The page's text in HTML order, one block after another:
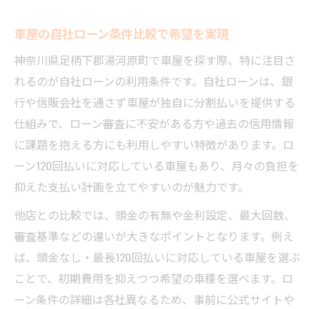
口コミ活用で車屋の対応力を見極める
審査が不安でも頼れる車屋の選定基準
神奈川県足柄下郡で安心車屋探し方
車屋の自社ローンと全国対応条件確認
地元で信頼できる車屋の選び方ポイント
口コミ評判で探す安心の車屋利用法
在庫豊富な車屋で希望車種を見つける
月々負担を抑える賢い車屋活用方法
車屋の自社ローンで月々の負担を軽減
頭金なしローンが利用できる車屋選び
車屋で総額を抑える返済計画の立て方
車屋の自社ローン条件比較で希望を実現
神奈川県足柄下郡湯河原町で車屋を探す際、特に注目さ
れるのが自社ローンの利用条件です。自社ローンは、銀
行や信販会社を通さず車屋が独自に分割払いを提供する
仕組みで、ローン審査に不安がある方や過去の信用情報
に課題を抱える方にも利用しやすい特徴があります。ロ
ーン120回払いに対応している車屋もあり、月々の負担を
抑えた支払い計画を立てやすいのが魅力です。
他店との比較では、頭金の有無や金利設定、最大回数、
審査基準などの違いが大きなポイントとなります。例え
ば、頭金なし・最長120回払いに対応している車屋を選ぶ
ことで、初期費用を抑えつつ希望の車種を選べます。ロ
ーン条件の詳細は各社異なるため、事前に公式サイトや